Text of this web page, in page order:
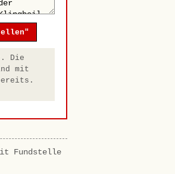
Die
mit
Fundstelle